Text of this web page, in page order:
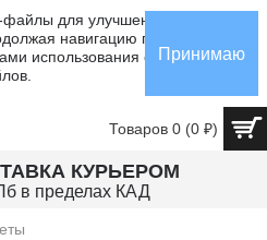
для улучшения
навигацию по сайту,
использования cookie-Принимаю
Товаров 0 (0 ₽)
КУРЬЕРОМ
в пределах КАД